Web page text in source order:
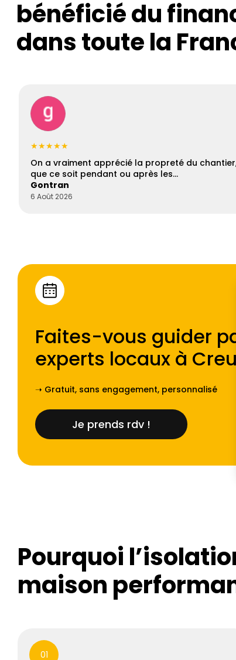
bénéficié du
dans toute la
★★★★★
On a vraiment apprécié la propreté du
que ce soit pendant ou après les…
Gontran
6 Août 2026
Faites-vous guider
experts locaux à
➝ Gratuit, sans engagement, personnalisé
Je prends rdv !
Pourquoi
maison
01